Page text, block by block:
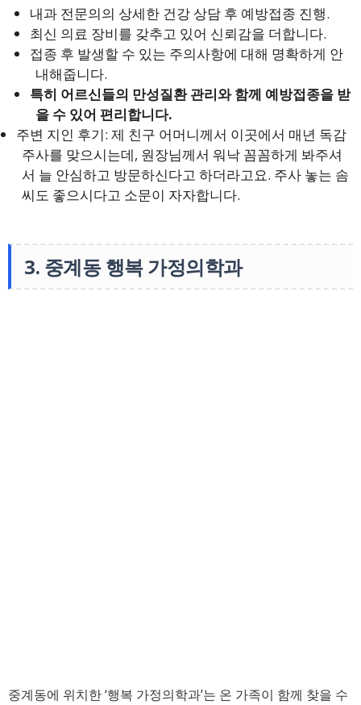
내과 전문의의 상세한 건강 상담 후 예방접종 진행.
최신 의료 장비를 갖추고 있어 신뢰감을 더합니다.
접종 후 발생할 수 있는 주의사항에 대해 명확하게 안
내해줍니다.
특히 어르신들의 만성질환 관리와 함께 예방접종을 받
을 수 있어 편리합니다.
주변 지인 후기: 제 친구 어머니께서 이곳에서 매년 독감
주사를 맞으시는데, 원장님께서 워낙 꼼꼼하게 봐주셔
서 늘 안심하고 방문하신다고 하더라고요. 주사 놓는 솜
씨도 좋으시다고 소문이 자자합니다.
3. 중계동 행복 가정의학과
중계동에 위치한 ‘행복 가정의학과’는 온 가족이 함께 찾을 수